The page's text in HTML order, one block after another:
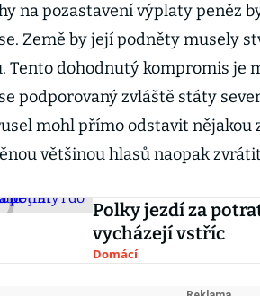
na pozastavení výplaty peněz
Země by její podněty musely
Tento dohodnutý kompromis je
podporovaný zvláště státy
mohl přímo odstavit nějakou
většinou hlasů naopak
Polky jezdí za
vycházejí vstříc
Domácí